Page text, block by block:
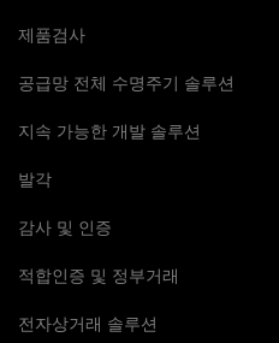
제품검사
공급망 전체 수명주기 솔루션
지속 가능한 개발 솔루션
발각
감사 및 인증
적합인증 및 정부거래
전자상거래 솔루션